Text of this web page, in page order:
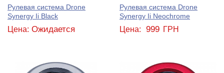
Рулевая система Drone
Synergy Ii Black
Цена: Ожидается
Рулевая система Drone
Synergy Ii Neochrome
Цена: 999 ГРН